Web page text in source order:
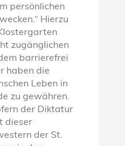
persönlichen
Hierzu
zugänglichen
barrierefrei
haben die
Leben in
zu gewähren.
der Diktatur
dieser
der St.